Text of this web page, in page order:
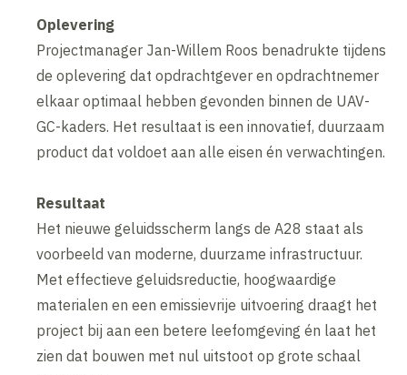
Oplevering
Projectmanager Jan-Willem Roos benadrukte tijdens
de oplevering dat opdrachtgever en opdrachtnemer
elkaar optimaal hebben gevonden binnen de UAV-
GC-kaders. Het resultaat is een innovatief, duurzaam
product dat voldoet aan alle eisen én verwachtingen.
Resultaat
Het nieuwe geluidsscherm langs de A28 staat als
voorbeeld van moderne, duurzame infrastructuur.
Met effectieve geluidsreductie, hoogwaardige
materialen en een emissievrije uitvoering draagt het
project bij aan een betere leefomgeving én laat het
zien dat bouwen met nul uitstoot op grote schaal